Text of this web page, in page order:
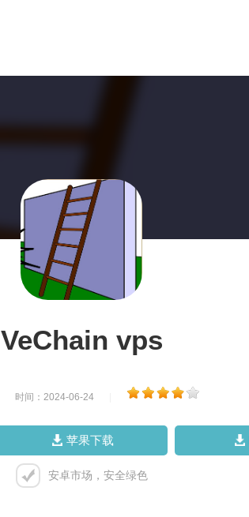
VeChain vps
时间：2024-06-24
苹果下载
安卓市场，安全绿色